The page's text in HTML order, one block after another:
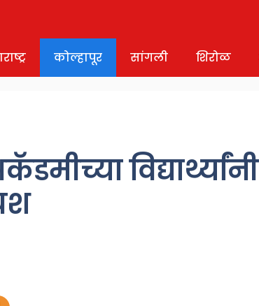
कोल्हापूर सांगली शिरोळ
विद्यार्थ्यांनी